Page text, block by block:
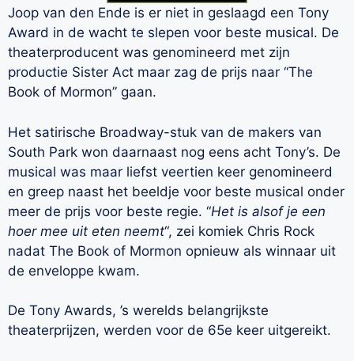
Joop van den Ende is er niet in geslaagd een Tony
Award in de wacht te slepen voor beste musical. De
theaterproducent was genomineerd met zijn
productie Sister Act maar zag de prijs naar “The
Book of Mormon” gaan.
Het satirische Broadway-stuk van de makers van
South Park won daarnaast nog eens acht Tony’s. De
musical was maar liefst veertien keer genomineerd
en greep naast het beeldje voor beste musical onder
meer de prijs voor beste regie. “Het is alsof je een
hoer mee uit eten neemt“, zei komiek Chris Rock
nadat The Book of Mormon opnieuw als winnaar uit
de enveloppe kwam.
De Tony Awards, ’s werelds belangrijkste
theaterprijzen, werden voor de 65e keer uitgereikt.